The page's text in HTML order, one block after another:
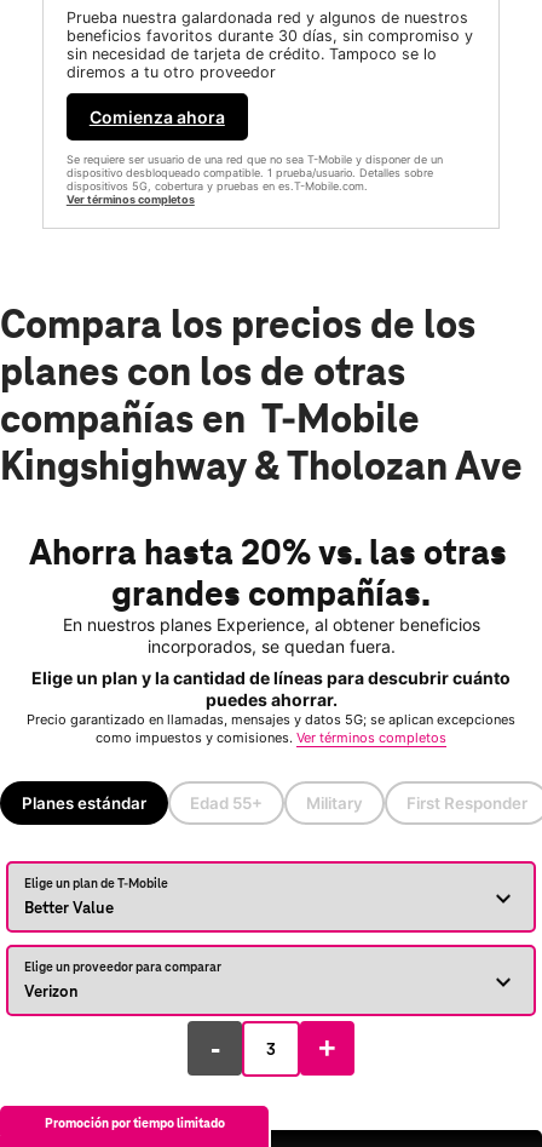
Prueba nuestra galardonada red y algunos de nuestros
beneficios favoritos durante 30 días, sin compromiso y
sin necesidad de tarjeta de crédito. Tampoco se lo
diremos a tu otro proveedor
Comienza ahora
Se requiere ser usuario de una red que no sea T-Mobile y disponer de un
dispositivo desbloqueado compatible. 1 prueba/usuario. Detalles sobre
dispositivos 5G, cobertura y pruebas en es.T-Mobile.com.
Ver términos completos
Compara los precios de los
planes con los de otras
compañías en T-Mobile
Kingshighway & Tholozan Ave